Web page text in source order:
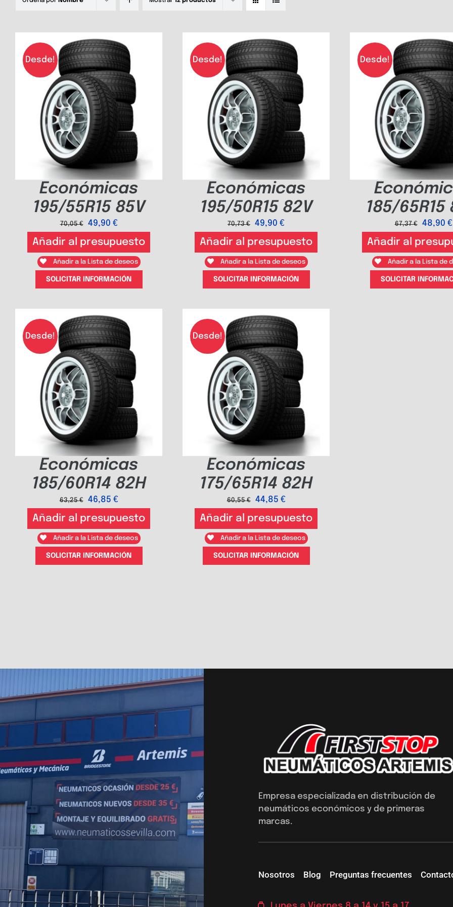
Desde!
Económicas
195/55R15 85V
70,05€ 49,90 €
Añadir al presupuesto
Añadir a la Lista de deseos
SOLICITAR INFORMACIÓN
Desde!
Económicas
195/50R15 82V
70,73€ 49,90 €
Añadir al presupuesto
Añadir a la Lista de deseos
SOLICITAR INFORMACIÓN
Desde!
185/65R15
67,37€ 48,90 €
Añadir al
Añadir a la Lista de
SOLICITAR
Desde!
Económicas
185/60R14 82H
63,25€ 46,85 €
Añadir al presupuesto
Añadir a la Lista de deseos
SOLICITAR INFORMACIÓN
Desde!
Económicas
175/65R14 82H
60,55€ 44,85 €
Añadir al presupuesto
Añadir a la Lista de deseos
SOLICITAR INFORMACIÓN
Empresa especializada en distribución de
neumáticos económicos y de primeras
marcas.
Nosotros Blog Preguntas frecuentes